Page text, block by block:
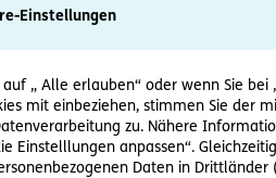
Einstellungen
„ Alle erlauben“ oder wenn Sie
mit einbeziehen, stimmen Sie der
zu. Nähere
Einstelllungen anpassen“.
Daten in Drittländer
deren Streitwert an
(LG, OLG, OGH)
besteht keine